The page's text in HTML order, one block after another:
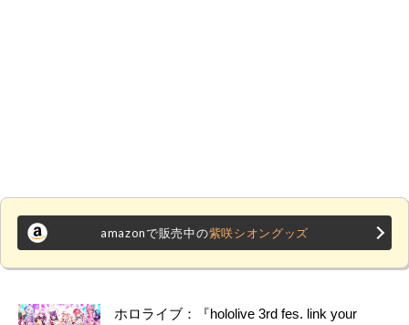
amazonで販売中の紫咲シオングッズ
ホロライブ：『hololive 3rd fes. link your